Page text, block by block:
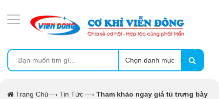
Chọn danh mục
Trang Chủ—› Tin Tức —› Tham khảo ngay giá tủ trưng bày
MÁY ÉP MÍA TẠO BỌT
MÁY RỬA BÁT SIÊU ÂM